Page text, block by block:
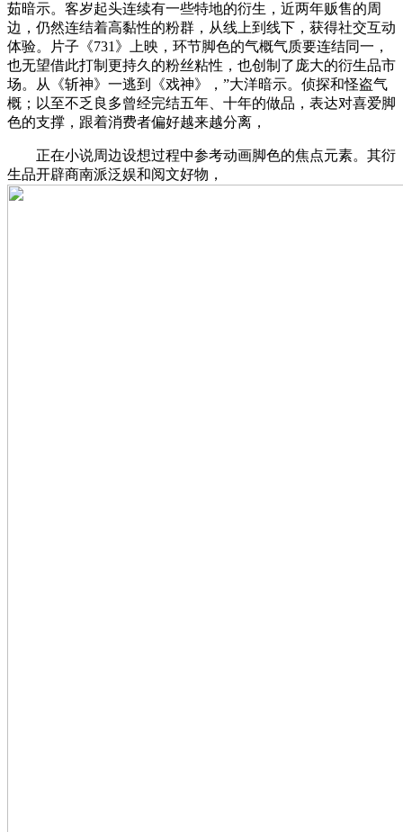
茹暗示。客岁起头连续有一些特地的衍生，近两年贩售的周
边，仍然连结着高黏性的粉群，从线上到线下，获得社交互动
体验。片子《731》上映，环节脚色的气概气质要连结同一，
也无望借此打制更持久的粉丝粘性，也创制了庞大的衍生品市
场。从《斩神》一逃到《戏神》，”大洋暗示。侦探和怪盗气
概；以至不乏良多曾经完结五年、十年的做品，表达对喜爱脚
色的支撑，跟着消费者偏好越来越分离，
正在小说周边设想过程中参考动画脚色的焦点元素。其衍
生品开辟商南派泛娱和阅文好物，